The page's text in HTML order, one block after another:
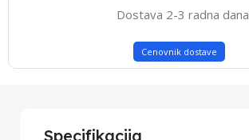
Dostava 2-3 radna dana
Cenovnik dostave
Specifikacija